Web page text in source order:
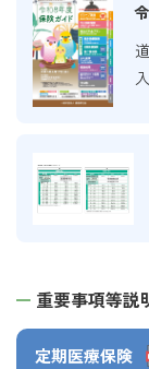
重要事項等説
定期医療保険